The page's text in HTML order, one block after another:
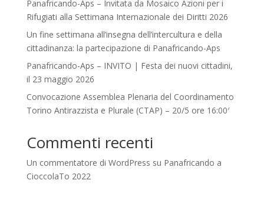
Panafricando-Aps – Invitata da Mosaico Azioni per i
Rifugiati alla Settimana Internazionale dei Diritti 2026
Un fine settimana all’insegna dell’intercultura e della
cittadinanza: la partecipazione di Panafricando-Aps
Panafricando-Aps – INVITO | Festa dei nuovi cittadini,
il 23 maggio 2026
Convocazione Assemblea Plenaria del Coordinamento
Torino Antirazzista e Plurale (CTAP) – 20/5 ore 16:00′
Commenti recenti
Un commentatore di WordPress su Panafricando a
CioccolaTo 2022